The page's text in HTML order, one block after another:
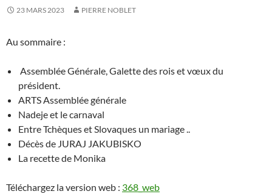
23 MARS 2023 PIERRE NOBLET
Au sommaire :
Assemblée Générale, Galette des rois et vœux du
président.
ARTS Assemblée générale
Nadeje et le carnaval
Entre Tchèques et Slovaques un mariage ..
Décès de JURAJ JAKUBISKO
La recette de Monika
Téléchargez la version web : 368_web